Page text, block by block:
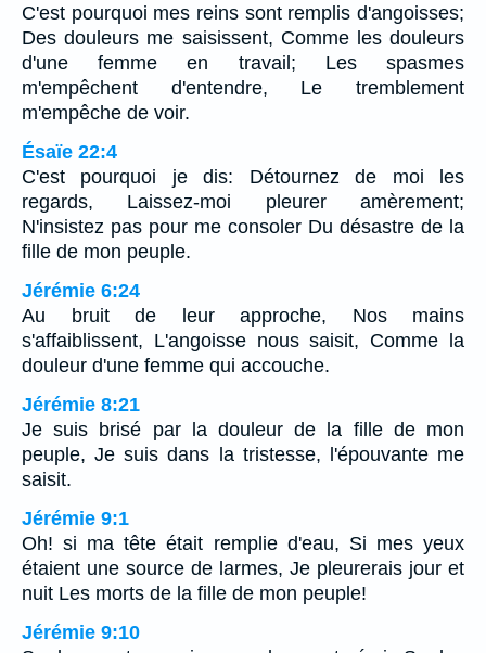
C'est pourquoi mes reins sont remplis d'angoisses;
Des douleurs me saisissent, Comme les douleurs
d'une femme en travail; Les spasmes
m'empêchent d'entendre, Le tremblement
m'empêche de voir.
Ésaïe 22:4
C'est pourquoi je dis: Détournez de moi les
regards, Laissez-moi pleurer amèrement;
N'insistez pas pour me consoler Du désastre de la
fille de mon peuple.
Jérémie 6:24
Au bruit de leur approche, Nos mains
s'affaiblissent, L'angoisse nous saisit, Comme la
douleur d'une femme qui accouche.
Jérémie 8:21
Je suis brisé par la douleur de la fille de mon
peuple, Je suis dans la tristesse, l'épouvante me
saisit.
Jérémie 9:1
Oh! si ma tête était remplie d'eau, Si mes yeux
étaient une source de larmes, Je pleurerais jour et
nuit Les morts de la fille de mon peuple!
Jérémie 9:10